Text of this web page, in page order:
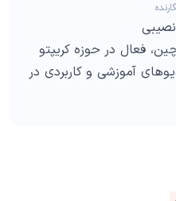
فعال در حوزه کریپتو
آموزشی و کاربردی در